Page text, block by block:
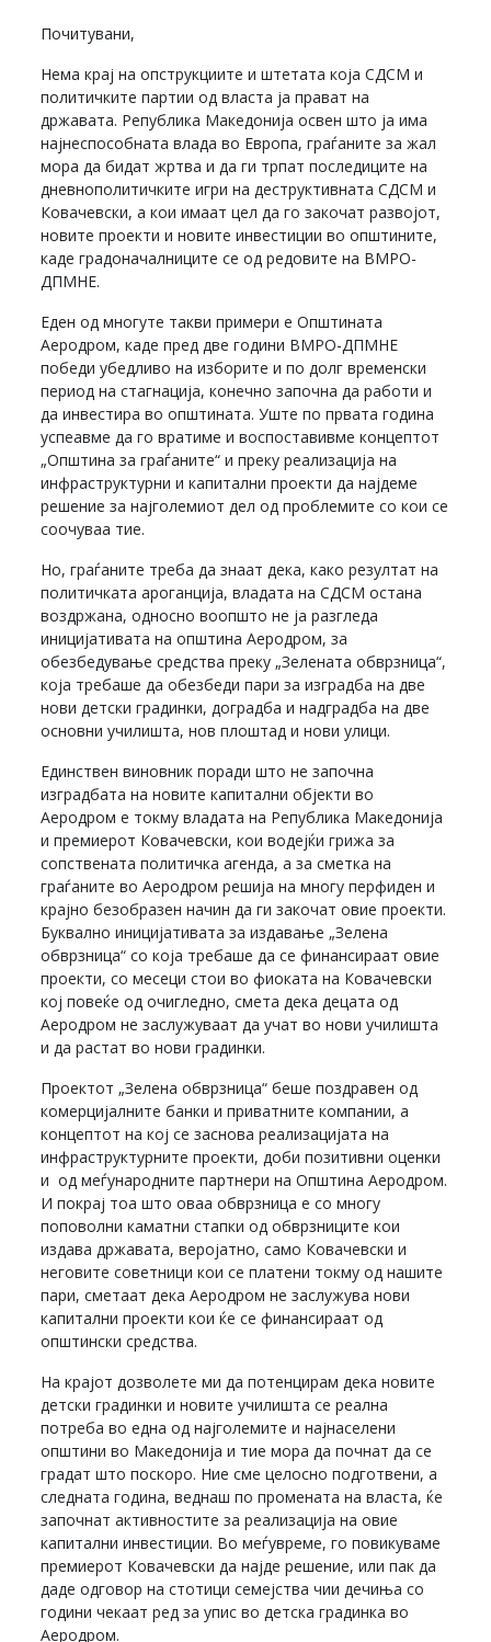
Почитувани,
Нема крај на опструкциите и штетата која СДСМ и
политичките партии од власта ја прават на
државата. Република Македонија освен што ја има
најнеспособната влада во Европа, граѓаните за жал
мора да бидат жртва и да ги трпат последиците на
дневнополитичките игри на деструктивната СДСМ и
Ковачевски, а кои имаат цел да го закочат развојот,
новите проекти и новите инвестиции во општините,
каде градоначалниците се од редовите на ВМРО-
ДПМНЕ.
Еден од многуте такви примери е Општината
Аеродром, каде пред две години ВМРО-ДПМНЕ
победи убедливо на изборите и по долг временски
период на стагнација, конечно започна да работи и
да инвестира во општината. Уште по првата година
успеавме да го вратиме и воспоставивме концептот
„Општина за граѓаните“ и преку реализација на
инфраструктурни и капитални проекти да најдеме
решение за најголемиот дел од проблемите со кои се
соочуваа тие.
Но, граѓаните треба да знаат дека, како резултат на
политичката ароганција, владата на СДСМ остана
воздржана, односно воопшто не ја разгледа
иницијативата на општина Аеродром, за
обезбедување средства преку „Зелената обврзница“,
која требаше да обезбеди пари за изградба на две
нови детски градинки, доградба и надградба на две
основни училишта, нов плоштад и нови улици.
Единствен виновник поради што не започна
изградбата на новите капитални објекти во
Аеродром е токму владата на Република Македонија
и премиерот Ковачевски, кои водејќи грижа за
сопствената политичка агенда, а за сметка на
граѓаните во Аеродром решија на многу перфиден и
крајно безобразен начин да ги закочат овие проекти.
Буквално иницијативата за издавање „Зелена
обврзница“ со која требаше да се финансираат овие
проекти, со месеци стои во фиоката на Ковачевски
кој повеќе од очигледно, смета дека децата од
Аеродром не заслужуваат да учат во нови училишта
и да растат во нови градинки.
Проектот „Зелена обврзница“ беше поздравен од
комерцијалните банки и приватните компании, а
концептот на кој се заснова реализацијата на
инфраструктурните проекти, доби позитивни оценки
и од меѓународните партнери на Општина Аеродром.
И покрај тоа што оваа обврзница е со многу
поповолни каматни стапки од обврзниците кои
издава државата, веројатно, само Ковачевски и
неговите советници кои се платени токму од нашите
пари, сметаат дека Аеродром не заслужува нови
капитални проекти кои ќе се финансираат од
општински средства.
На крајот дозволете ми да потенцирам дека новите
детски градинки и новите училишта се реална
потреба во една од најголемите и најнаселени
општини во Македонија и тие мора да почнат да се
градат што поскоро. Ние сме целосно подготвени, а
следната година, веднаш по промената на власта, ќе
започнат активностите за реализација на овие
капитални инвестиции. Во меѓувреме, го повикуваме
премиерот Ковачевски да најде решение, или пак да
даде одговор на стотици семејства чии дечиња со
години чекаат ред за упис во детска градинка во
Аеродром.